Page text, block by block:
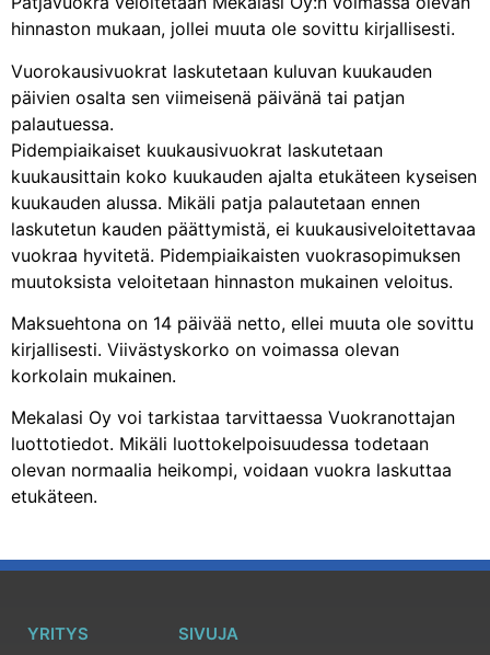
hinnaston mukaan, jollei muuta ole sovittu kirjallisesti.
Vuorokausivuokrat laskutetaan kuluvan kuukauden
päivien osalta sen viimeisenä päivänä tai patjan
palautuessa.
Pidempiaikaiset kuukausivuokrat laskutetaan
kuukausittain koko kuukauden ajalta etukäteen kyseisen
kuukauden alussa. Mikäli patja palautetaan ennen
laskutetun kauden päättymistä, ei kuukausiveloitettavaa
vuokraa hyvitetä. Pidempiaikaisten vuokrasopimuksen
muutoksista veloitetaan hinnaston mukainen veloitus.
Maksuehtona on 14 päivää netto, ellei muuta ole sovittu
kirjallisesti. Viivästyskorko on voimassa olevan
korkolain mukainen.
Mekalasi Oy voi tarkistaa tarvittaessa Vuokranottajan
luottotiedot. Mikäli luottokelpoisuudessa todetaan
olevan normaalia heikompi, voidaan vuokra laskuttaa
etukäteen.
YRITYS SIVUJA